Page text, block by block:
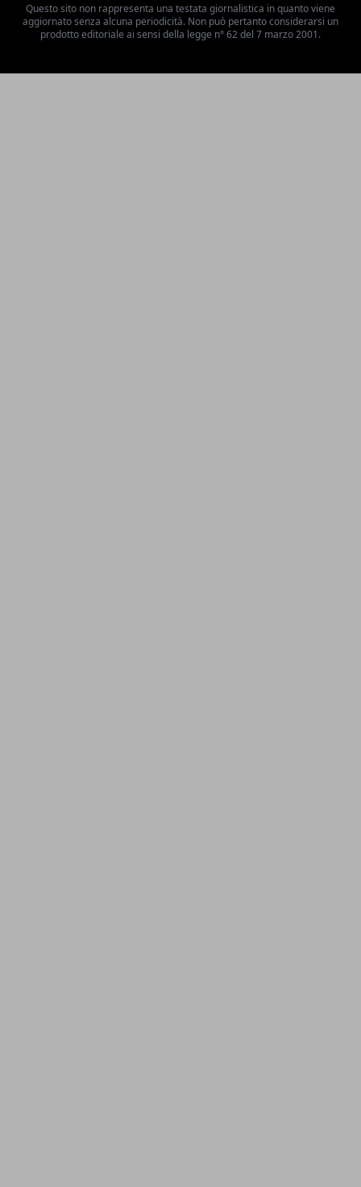
Questo sito non rappresenta una testata giornalistica in quanto viene
aggiornato senza alcuna periodicità. Non può pertanto considerarsi un
prodotto editoriale ai sensi della legge n° 62 del 7 marzo 2001.